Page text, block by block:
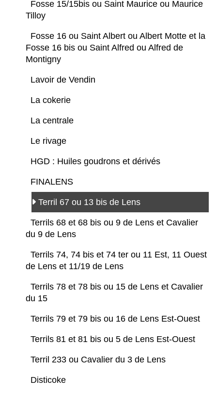
Fosse 15/15bis ou Saint Maurice ou Maurice
Tilloy
Fosse 16 ou Saint Albert ou Albert Motte et la
Fosse 16 bis ou Saint Alfred ou Alfred de
Montigny
Lavoir de Vendin
La cokerie
La centrale
Le rivage
HGD : Huiles goudrons et dérivés
FINALENS
Terril 67 ou 13 bis de Lens
Terrils 68 et 68 bis ou 9 de Lens et Cavalier
du 9 de Lens
Terrils 74, 74 bis et 74 ter ou 11 Est, 11 Ouest
de Lens et 11/19 de Lens
Terrils 78 et 78 bis ou 15 de Lens et Cavalier
du 15
Terrils 79 et 79 bis ou 16 de Lens Est-Ouest
Terrils 81 et 81 bis ou 5 de Lens Est-Ouest
Terril 233 ou Cavalier du 3 de Lens
Disticoke